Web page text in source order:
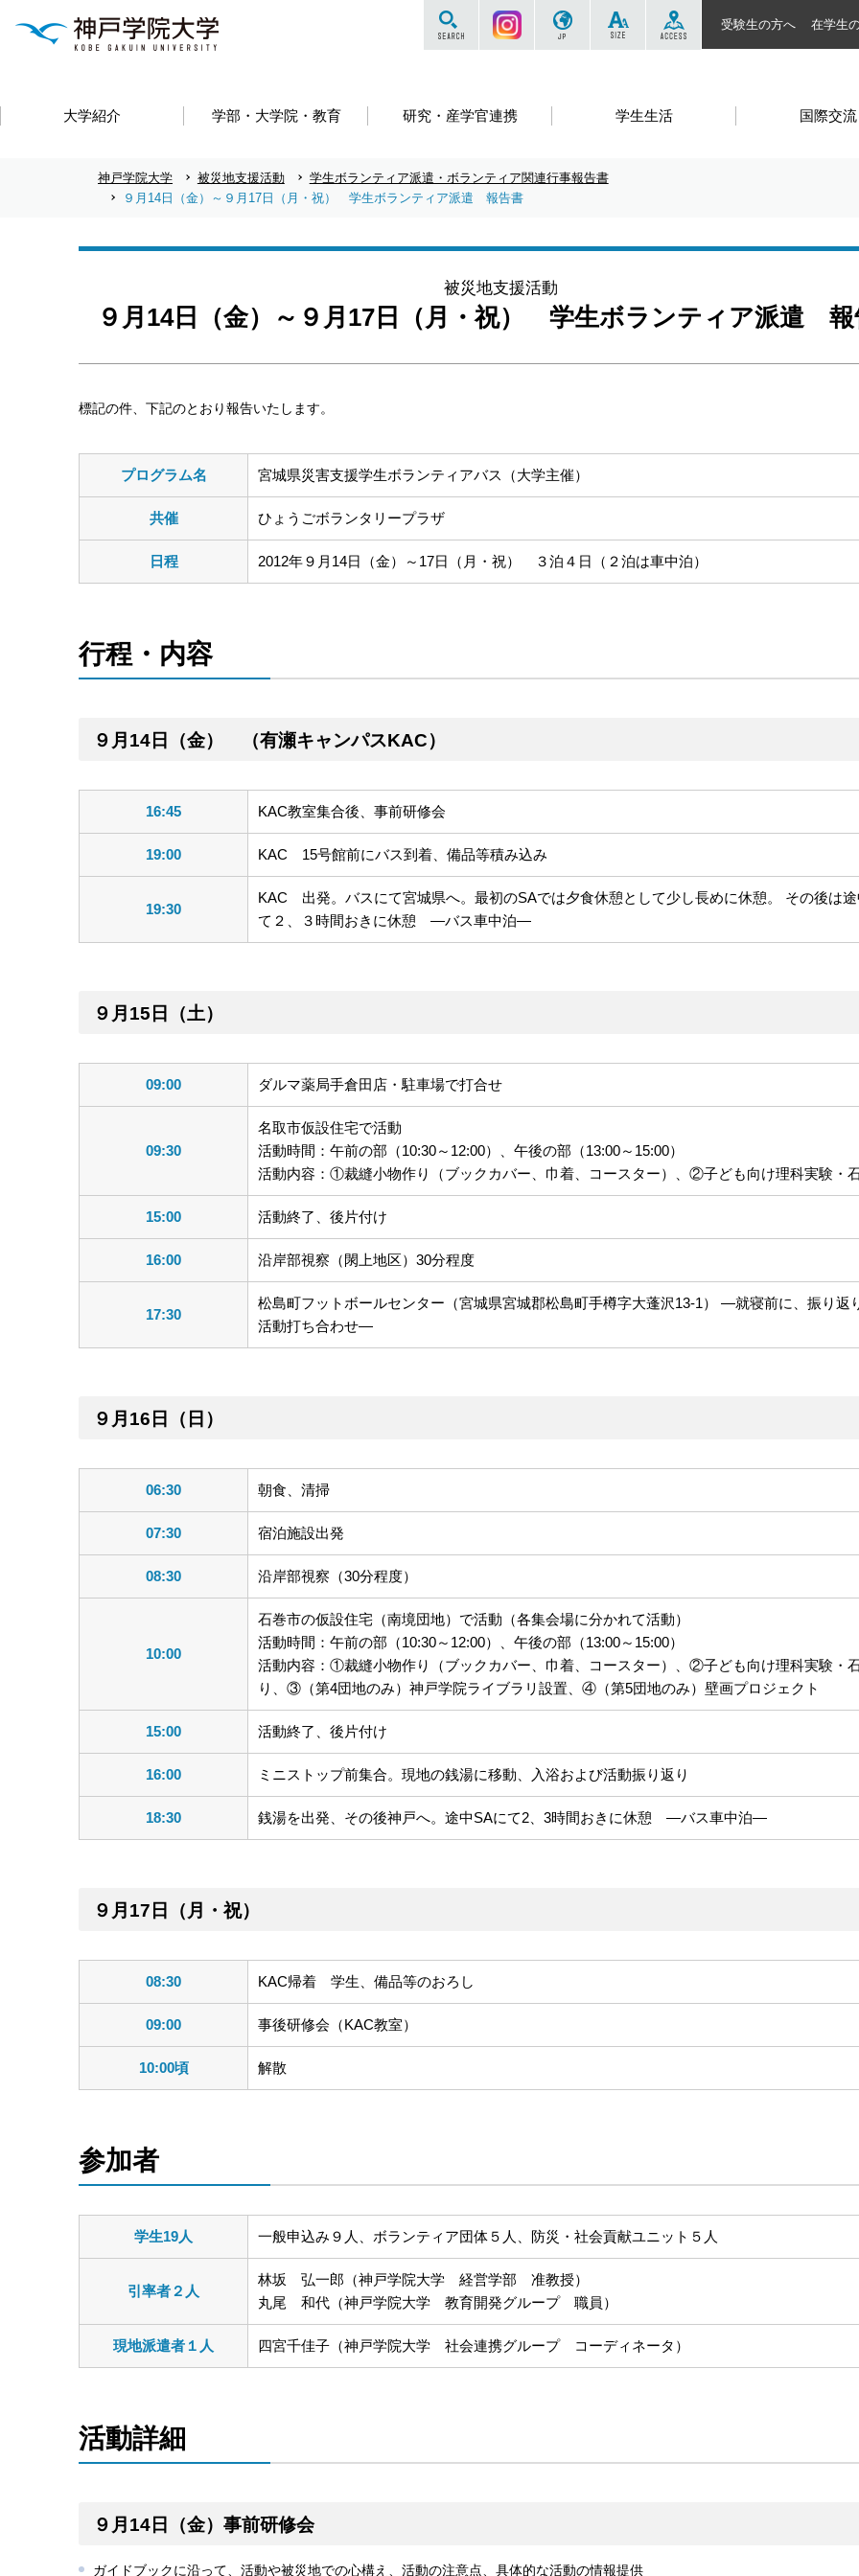
大学紹介 学部・大学院・教育 研究・産学官連携 学生生活 国際交流
サイト内を検索する
Instagram SIZE
受験生の方へ 在学生
神戸学院大学 被災地支援活動
学生ボランティア派遣・ボランティア関連行事報告書
９月14日（金）～９月17日（月・祝） 学生ボランティア派遣 報告書
被災地支援活動
９月14日（金）～９月17日（月・祝） 学生ボランティア派遣 報
標記の件、下記のとおり報告いたします。
プログラム名 宮城県災害支援学生ボランティアバス（大学主催）
共催 ひょうごボランタリープラザ
日程 2012年９月14日（金）～17日（月・祝） ３泊４日（２泊は車中泊）
行程・内容
９月14日（金） （有瀬キャンパスKAC）
16:45 KAC教室集合後、事前研修会
19:00 KAC 15号館前にバス到着、備品等積み込み
19:30
KAC 出発。バスにて宮城県へ。最初のSAでは夕食休憩として少し長めに休憩。 その後は途
て２、３時間おきに休憩 ―バス車中泊―
９月15日（土）
09:00 ダルマ薬局手倉田店・駐車場で打合せ
09:30
名取市仮設住宅で活動
活動時間：午前の部（10:30～12:00）、午後の部（13:00～15:00）
活動内容：①裁縫小物作り（ブックカバー、巾着、コースター）、②子ども向け理科実験・
15:00 活動終了、後片付け
16:00 沿岸部視察（閖上地区）30分程度
17:30
松島町フットボールセンター（宮城県宮城郡松島町手樽字大蓬沢13-1） ―就寝前に、振り返
活動打ち合わせ―
９月16日（日）
06:30 朝食、清掃
07:30 宿泊施設出発
08:30 沿岸部視察（30分程度）
10:00
石巻市の仮設住宅（南境団地）で活動（各集会場に分かれて活動）
活動時間：午前の部（10:30～12:00）、午後の部（13:00～15:00）
活動内容：①裁縫小物作り（ブックカバー、巾着、コースター）、②子ども向け理科実験・
り、③（第4団地のみ）神戸学院ライブラリ設置、④（第5団地のみ）壁画プロジェクト
15:00 活動終了、後片付け
16:00 ミニストップ前集合。現地の銭湯に移動、入浴および活動振り返り
18:30 銭湯を出発、その後神戸へ。途中SAにて2、3時間おきに休憩 ―バス車中泊―
９月17日（月・祝）
08:30 KAC帰着 学生、備品等のおろし
09:00 事後研修会（KAC教室）
10:00頃 解散
参加者
学生19人 一般申込み９人、ボランティア団体５人、防災・社会貢献ユニット５人
引率者２人
林坂 弘一郎（神戸学院大学 経営学部 准教授）
丸尾 和代（神戸学院大学 教育開発グループ 職員）
現地派遣者１人 四宮千佳子（神戸学院大学 社会連携グループ コーディネータ）
活動詳細
９月14日（金）事前研修会
ガイドブックに沿って、活動や被災地での心構え、活動の注意点、具体的な活動の情報提供